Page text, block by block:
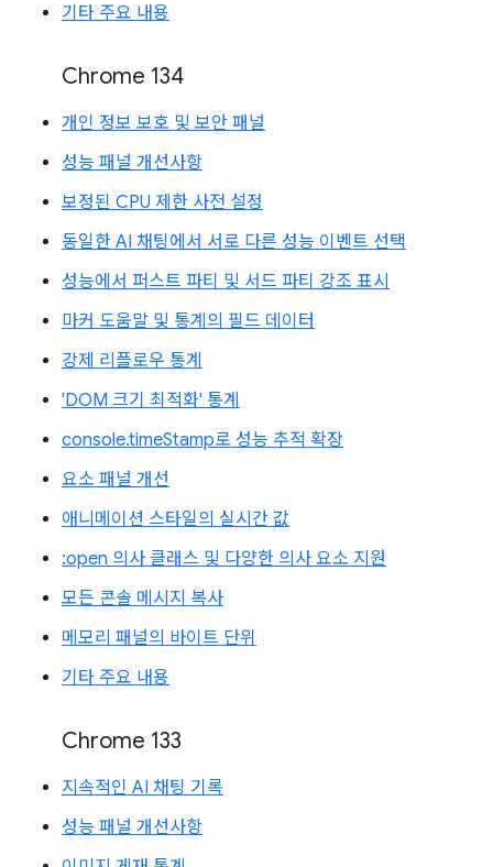
기타 주요 내용
Chrome 134
개인 정보 보호 및 보안 패널
성능 패널 개선사항
보정된 CPU 제한 사전 설정
동일한 AI 채팅에서 서로 다른 성능 이벤트 선택
성능에서 퍼스트 파티 및 서드 파티 강조 표시
마커 도움말 및 통계의 필드 데이터
강제 리플로우 통계
'DOM 크기 최적화' 통계
console.timeStamp로 성능 추적 확장
요소 패널 개선
애니메이션 스타일의 실시간 값
:open 의사 클래스 및 다양한 의사 요소 지원
모든 콘솔 메시지 복사
메모리 패널의 바이트 단위
기타 주요 내용
Chrome 133
지속적인 AI 채팅 기록
성능 패널 개선사항